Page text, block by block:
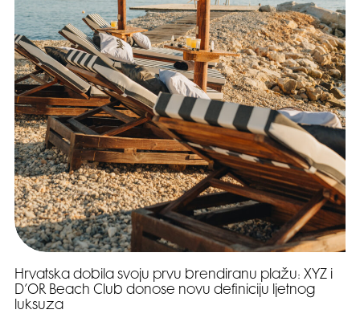
Hrvatska dobila svoju prvu brendiranu plažu: XYZ i
D’OR Beach Club donose novu definiciju ljetnog
luksuza